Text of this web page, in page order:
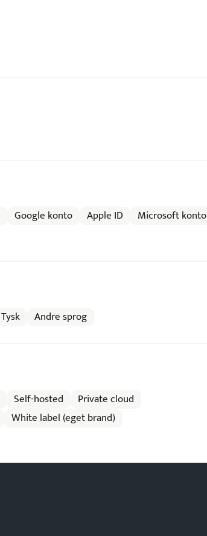
Google konto Apple ID
Microsoft konto
Tysk Andre sprog
Self-hosted
Private cloud
White label (eget brand)